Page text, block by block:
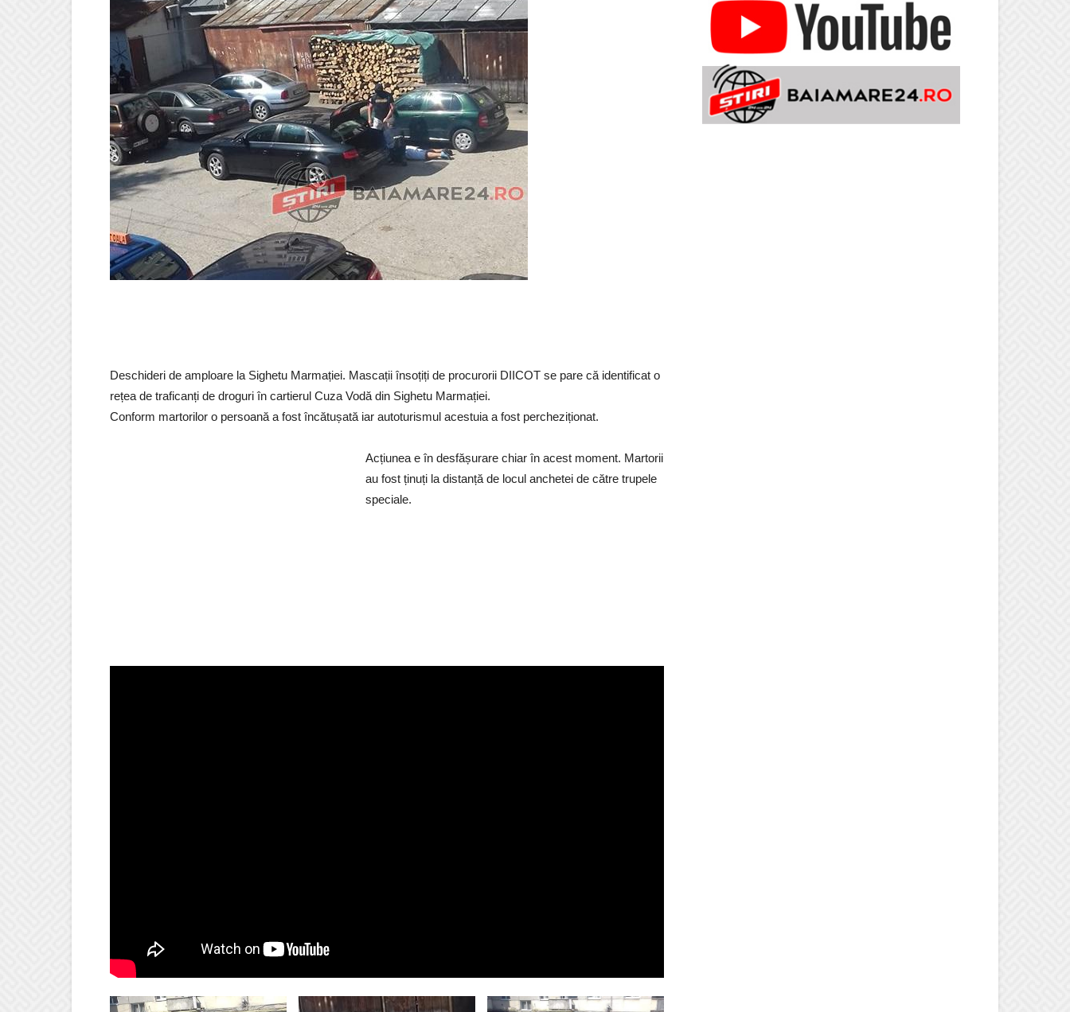
Deschideri de amploare la Sighetu Marmației. Mascații însoțiți de procurorii DIICOT se pare că identificat o
rețea de traficanți de droguri în cartierul Cuza Vodă din Sighetu Marmației.
Conform martorilor o persoană a fost încătușată iar autoturismul acestuia a fost percheziționat.
Acțiunea e în desfășurare chiar în acest moment. Martorii
au fost ținuți la distanță de locul anchetei de către trupele
speciale.